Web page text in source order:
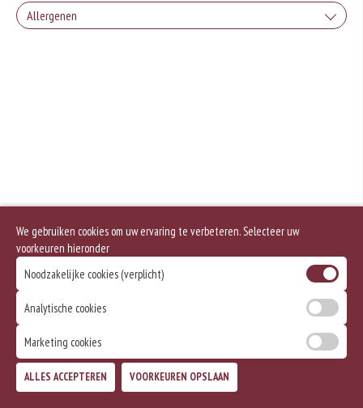
Allergenen
We gebruiken cookies om uw ervaring te verbeteren. Selecteer uw
voorkeuren hieronder
Noodzakelijke cookies (verplicht)
Analytische cookies
Marketing cookies
ALLES ACCEPTEREN VOORKEUREN OPSLAAN